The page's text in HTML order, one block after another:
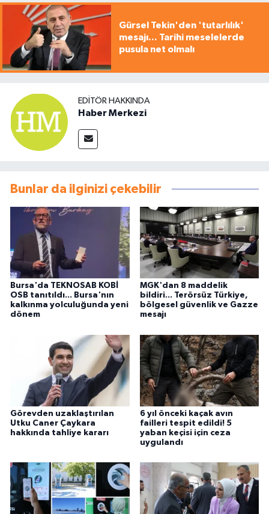
Gürsel Tekin'den 'tutarlılık'
mesajı... Tarihi meselelerde
pusula net olmalı
EDITÖR HAKKINDA
Haber Merkezi
Bunlar da ilginizi çekebilir
Bursa'da TEKNOSAB KOBİ
OSB tanıtıldı... Bursa'nın
kalkınma yolculuğunda yeni
dönem
MGK'dan 8 maddelik
bildiri... Terörsüz Türkiye,
bölgesel güvenlik ve Gazze
mesajı
Görevden uzaklaştırılan
Utku Caner Çaykara
hakkında tahliye kararı
6 yıl önceki kaçak avın
failleri tespit edildi! 5
yaban keçisi için ceza
uygulandı